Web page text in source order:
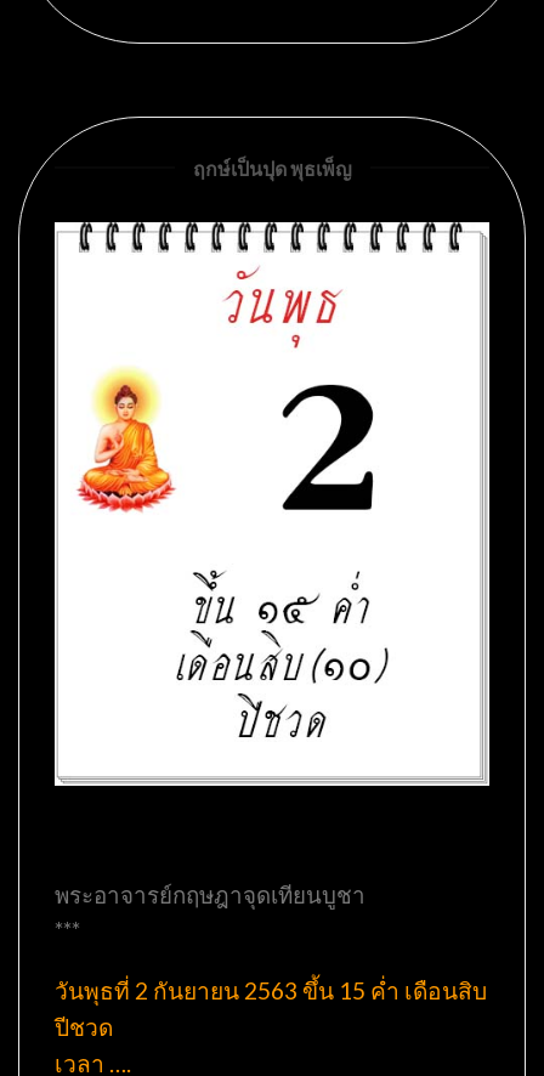
ฤกษ์เป็นปุด พุธเพ็ญ
พระอาจารย์กฤษฎาจุดเทียนบูชา
***
วันพุธที่ 2 กันยายน 2563 ขึ้น 15 ค่ำ เดือนสิบ
ปีชวด
เวลา ….